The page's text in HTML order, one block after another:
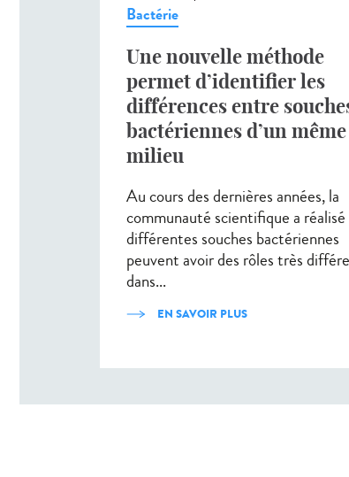
Bactérie
Une nouvelle méthode
permet d’identifier les
différences entre
bactériennes d’un même
milieu
Au cours des dernières années, la
communauté scientifique a réalisé
différentes souches bactériennes
peuvent avoir des rôles très
dans...
EN SAVOIR PLUS